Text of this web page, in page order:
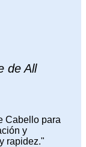
de All
Cabello para
y
rapidez."